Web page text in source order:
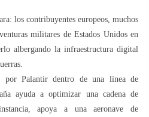
los contribuyentes europeos, muchos
militares de Estados Unidos en
albergando la infraestructura digital
por Palantir dentro de una línea de
ayuda a optimizar una cadena de
apoya a una aeronave de